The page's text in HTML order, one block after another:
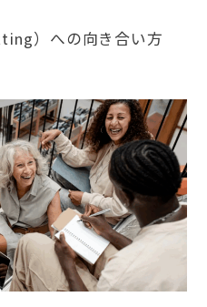
）への向き合い方